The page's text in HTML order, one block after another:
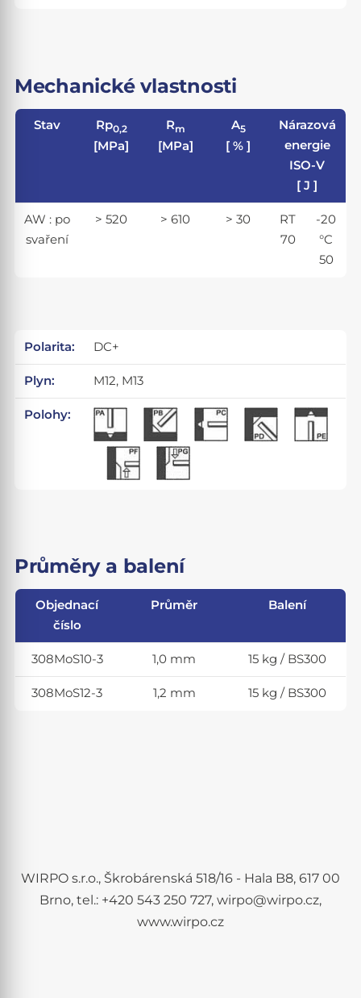
Mechanické vlastnosti
Stav Rp0,2
[MPa]
Rm
[MPa]
A5
[ % ]
Nárazová
energie
ISO-V
[ J ]
AW : po
svaření
> 520 > 610 > 30
RT
70
-20
°C
50
Polarita: DC+
Plyn: M12, M13
Polohy:
Průměry a balení
Objednací
číslo
Průměr Balení
308MoS10-3 1,0 mm 15 kg / BS300
308MoS12-3 1,2 mm 15 kg / BS300
WIRPO s.r.o., Škrobárenská 518/16 - Hala B8, 617 00
Brno, tel.: +420 543 250 727, wirpo@wirpo.cz,
www.wirpo.cz